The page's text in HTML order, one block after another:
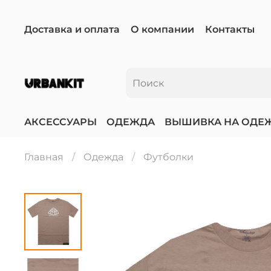
Доставка и оплата О компании Контакты
АКСЕССУАРЫ ОДЕЖДА ВЫШИВКА НА
Главная Одежда Футболки